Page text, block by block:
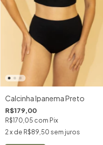
Calcinha Ipanema Preto
R$179,00
R$170,05 com Pix
2x de R$89,50 sem juros